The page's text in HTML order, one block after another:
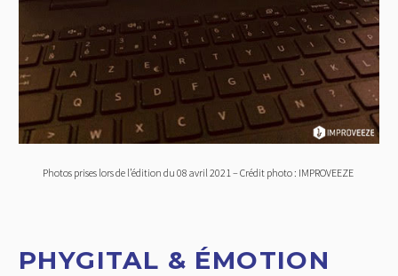
Photos prises lors de l’édition du 08 avril 2021 – Crédit photo : IMPROVEEZE
PHYGITAL & ÉMOTION